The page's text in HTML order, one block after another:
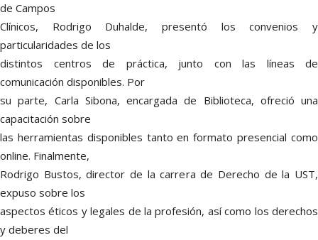
de Campos
Clínicos, Rodrigo Duhalde, presentó los convenios y
particularidades de los
distintos centros de práctica, junto con las líneas de
comunicación disponibles. Por
su parte, Carla Sibona, encargada de Biblioteca, ofreció una
capacitación sobre
las herramientas disponibles tanto en formato presencial como
online. Finalmente,
Rodrigo Bustos, director de la carrera de Derecho de la UST,
expuso sobre los
aspectos éticos y legales de la profesión, así como los derechos
y deberes del